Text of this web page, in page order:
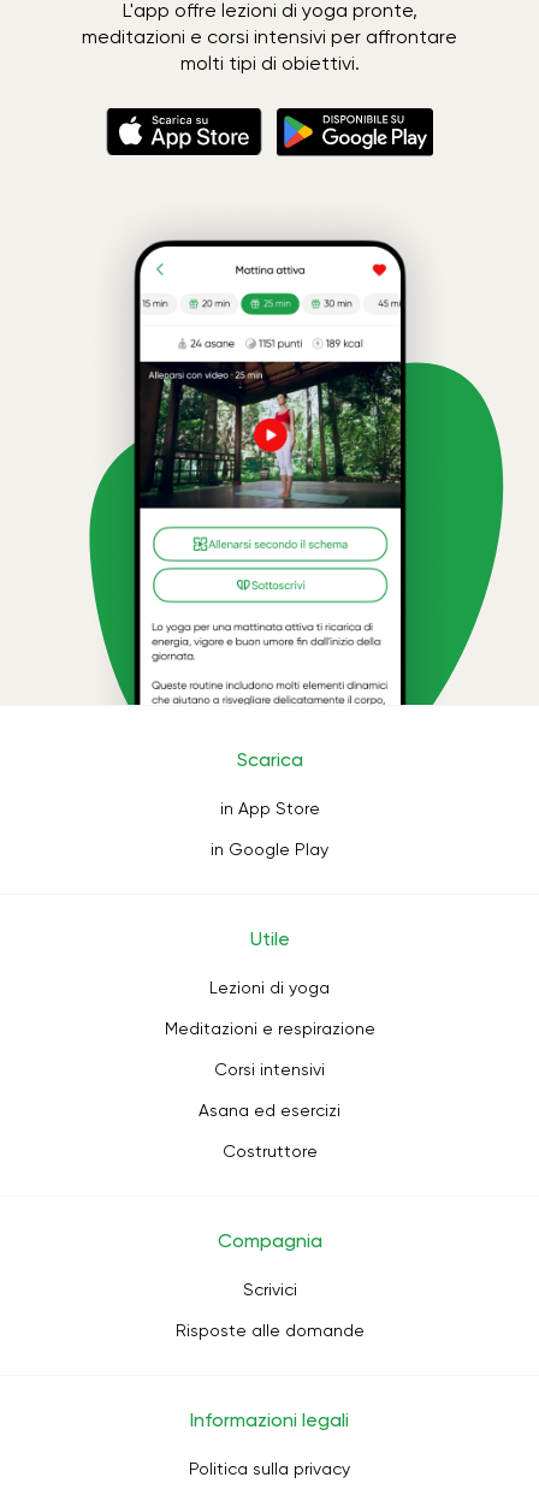
L'app offre lezioni di yoga pronte,
meditazioni e corsi intensivi per affrontare
molti tipi di obiettivi.
Scarica
in App Store
in Google Play
Utile
Lezioni di yoga
Meditazioni e respirazione
Corsi intensivi
Asana ed esercizi
Costruttore
Compagnia
Scrivici
Risposte alle domande
Informazioni legali
Politica sulla privacy